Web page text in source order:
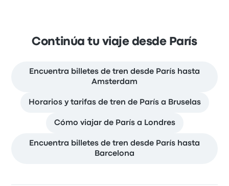
Continúa tu viaje desde París
Encuentra billetes de tren desde París hasta
Amsterdam
Horarios y tarifas de tren de París a Bruselas
Cómo viajar de París a Londres
Encuentra billetes de tren desde París hasta
Barcelona